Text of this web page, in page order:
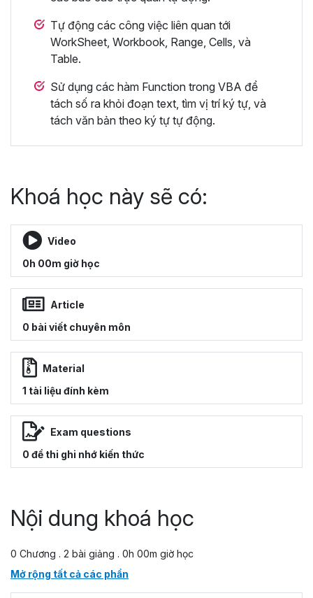
Tự động các công việc liên quan tới
WorkSheet, Workbook, Range, Cells, và
Table.
Sử dụng các hàm Function trong VBA để
tách số ra khỏi đoạn text, tìm vị trí ký tự, và
tách văn bản theo ký tự tự động.
Khoá học này sẽ có:
Video
0h 00m giờ học
Article
0 bài viết chuyên môn
Material
1 tài liệu đính kèm
Exam questions
0 đề thi ghi nhớ kiến thức
Nội dung khoá học
0 Chương . 2 bài giảng . 0h 00m giờ học
Mở rộng tất cả các phần